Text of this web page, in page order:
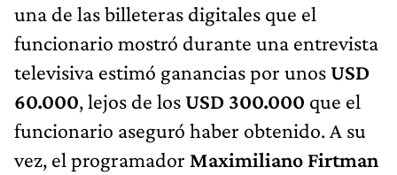
una de las billeteras digitales que el
funcionario mostró durante una entrevista
televisiva estimó ganancias por unosUSD
60.000, lejos de losUSD 300.000 que el
funcionario aseguró haber obtenido. A su
vez, el programador Maximiliano Firtman